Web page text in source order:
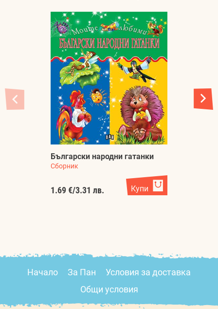
Български народни гатанки
Сборник
1.69 €/3.31 лв. Купи
Начало За Пан
Условия за доставка
Общи условия